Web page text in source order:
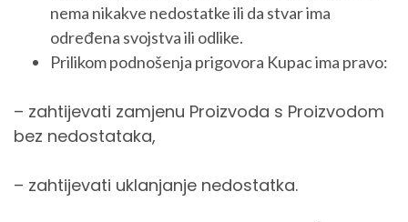
nema nikakve nedostatke ili da stvar ima
određena svojstva ili odlike.
Prilikom podnošenja prigovora Kupac ima pravo:
– zahtijevati zamjenu Proizvoda s Proizvodom
bez nedostataka,
– zahtijevati uklanjanje nedostatka.